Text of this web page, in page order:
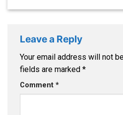
Leave a Reply
Your email address will not
fields are marked *
Comment *